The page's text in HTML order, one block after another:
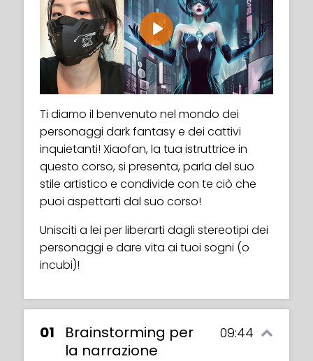
Play
Ti diamo il benvenuto nel mondo dei
personaggi dark fantasy e dei cattivi
inquietanti! Xiaofan, la tua istruttrice in
questo corso, si presenta, parla del suo
stile artistico e condivide con te ciò che
puoi aspettarti dal suo corso!
Unisciti a lei per liberarti dagli stereotipi dei
personaggi e dare vita ai tuoi sogni (o
incubi)!
01
Brainstorming per
la narrazione
09:44